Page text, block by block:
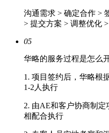
沟通需求 > 确定合作 >
> 提交方案 > 调整优化
05
华略的服务过程是怎么
1. 项目签约后，华略根
1-2人执行
2. 由AE和客户协商制
相配合执行